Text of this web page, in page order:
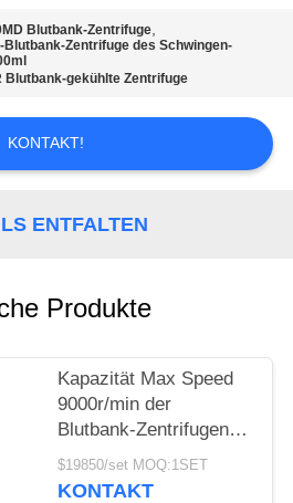
Blutbank-Zentrifuge,
Blutbank-Zentrifuge des Schwingen-
Blutbank-gekühlte Zentrifuge
KONTAKT!
ENTFALTEN
Produkte
Kapazität Max Speed
9000r/min der
Blutbank-Zentrifugen-
CL8R MAC Test
Refrigerated Centrifuge
$19850/set MOQ:1SET
KONTAKT